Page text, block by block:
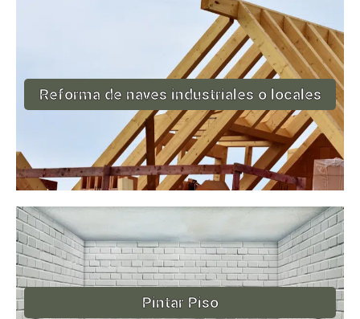
Reforma de naves industriales o locales
Pintar Piso